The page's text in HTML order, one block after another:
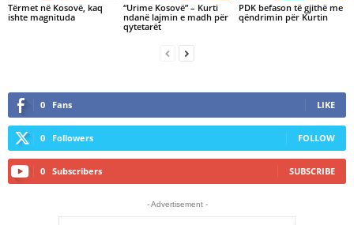
Tërmet në Kosovë, kaq
ishte magnituda
“Urime Kosovë” – Kurti
ndanë lajmin e madh për
qytetarët
PDK befason të gjithë me
qëndrimin për Kurtin
0 Fans LIKE
0 Followers FOLLOW
0 Subscribers SUBSCRIBE
- Advertisement -